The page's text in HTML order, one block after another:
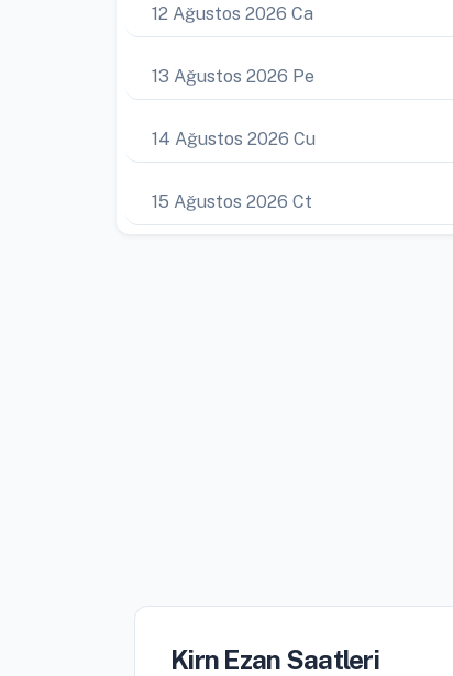
12 Ağustos 2026 Ca
13 Ağustos 2026 Pe
14 Ağustos 2026 Cu
15 Ağustos 2026 Ct
Kirn Ezan Saatleri